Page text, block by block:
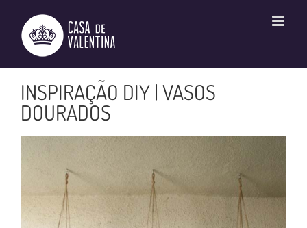
conteúdo
INSPIRAÇÃO DIY | VASOS
DOURADOS